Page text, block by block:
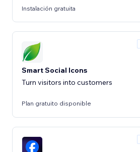
Instalación gratuita
Smart Social Icons
Turn visitors into customers
Plan gratuito disponible